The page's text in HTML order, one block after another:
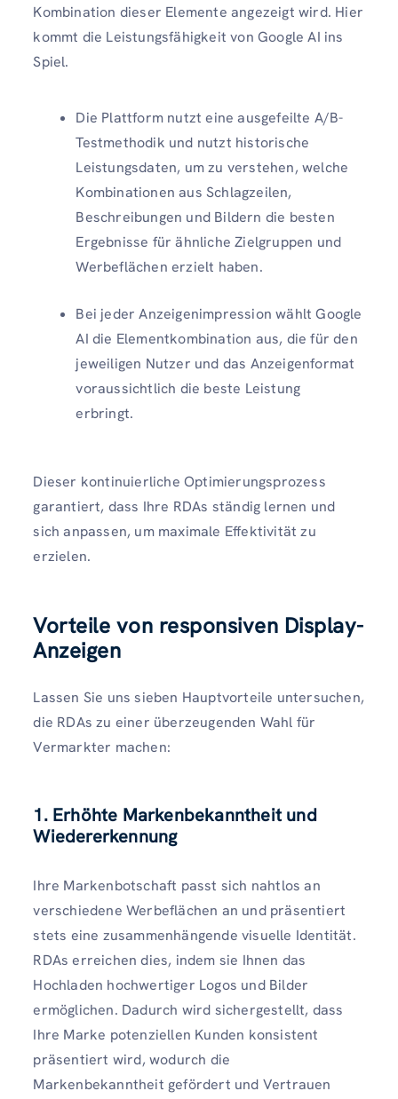
Kombination dieser Elemente angezeigt wird. Hier
kommt die Leistungsfähigkeit von Google AI ins
Spiel.
Die Plattform nutzt eine ausgefeilte A/B-
Testmethodik und nutzt historische
Leistungsdaten, um zu verstehen, welche
Kombinationen aus Schlagzeilen,
Beschreibungen und Bildern die besten
Ergebnisse für ähnliche Zielgruppen und
Werbeflächen erzielt haben.
Bei jeder Anzeigenimpression wählt Google
AI die Elementkombination aus, die für den
jeweiligen Nutzer und das Anzeigenformat
voraussichtlich die beste Leistung
erbringt.
Dieser kontinuierliche Optimierungsprozess
garantiert, dass Ihre RDAs ständig lernen und
sich anpassen, um maximale Effektivität zu
erzielen.
Vorteile von responsiven Display-
Anzeigen
Lassen Sie uns sieben Hauptvorteile untersuchen,
die RDAs zu einer überzeugenden Wahl für
Vermarkter machen:
1. Erhöhte Markenbekanntheit und
Wiedererkennung
Ihre Markenbotschaft passt sich nahtlos an
verschiedene Werbeflächen an und präsentiert
stets eine zusammenhängende visuelle Identität.
RDAs erreichen dies, indem sie Ihnen das
Hochladen hochwertiger Logos und Bilder
ermöglichen. Dadurch wird sichergestellt, dass
Ihre Marke potenziellen Kunden konsistent
präsentiert wird, wodurch die
Markenbekanntheit gefördert und Vertrauen